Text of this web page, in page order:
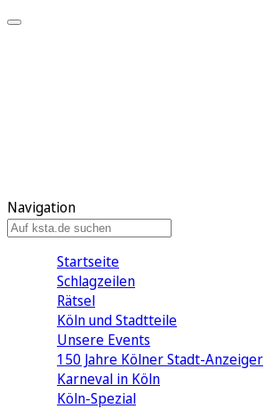
Navigation
Startseite
Schlagzeilen
Rätsel
Köln und Stadtteile
Unsere Events
150 Jahre Kölner Stadt-Anzeiger
Karneval in Köln
Köln-Spezial